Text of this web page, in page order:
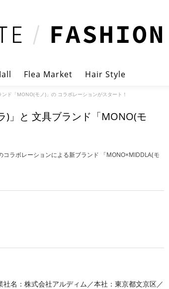
Flea Market Hair Style
ド「MONO(モノ)」の コラボレーションがスタート！
)」と 文具ブランド「MONO(モ
ラボレーションによる新ブランド 「MONO×MIDDLA(モ
名：株式会社アルディム／本社：東京都文京区／